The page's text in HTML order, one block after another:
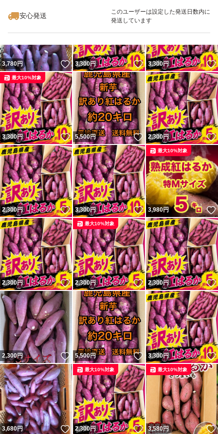
安心発送
このユーザーは設定した発送日数内に
発送しています
3,780円 いいね！
3,300円 いいね！
3,300円
3,300円 いいね！
最大10%対象
5,500円 いいね！
2,300円
2,300円 いいね！
3,300円 いいね！
3,980円
最大10%対象
2,300円 いいね！
2,300円 いいね！
最大10%対象
2,300円
2,300円 いいね！
5,500円 いいね！
3,300円
3,680円 いいね！
2,300円 いいね！
最大10%対象
3,580円
最大10%対象